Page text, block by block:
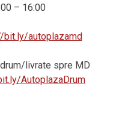
– 16:00
bit.ly/autoplazamd
livrate spre MD
AutoplazaDrum